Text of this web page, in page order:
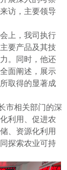
访，主要领导
上，我司执行
要产品及其技
。同时，他还
面阐述，展示
取得的显著成
市相关部门的深
利用、促进农
、资源化利用
探索农业可持